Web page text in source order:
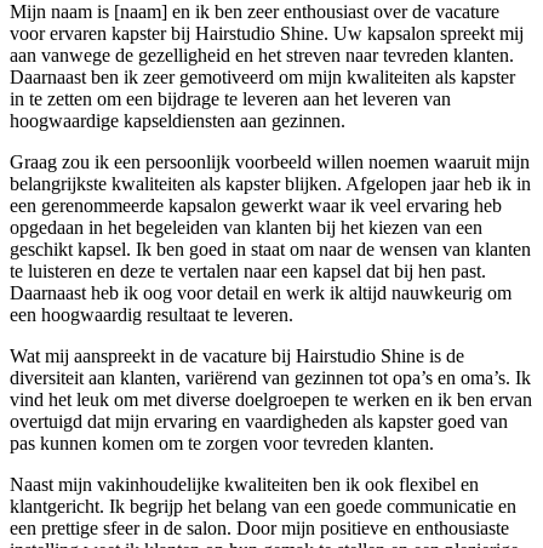
Mijn naam is [naam] en ik ben zeer enthousiast over de vacature
voor ervaren kapster bij Hairstudio Shine. Uw kapsalon spreekt mij
aan vanwege de gezelligheid en het streven naar tevreden klanten.
Daarnaast ben ik zeer gemotiveerd om mijn kwaliteiten als kapster
in te zetten om een bijdrage te leveren aan het leveren van
hoogwaardige kapseldiensten aan gezinnen.
Graag zou ik een persoonlijk voorbeeld willen noemen waaruit mijn
belangrijkste kwaliteiten als kapster blijken. Afgelopen jaar heb ik in
een gerenommeerde kapsalon gewerkt waar ik veel ervaring heb
opgedaan in het begeleiden van klanten bij het kiezen van een
geschikt kapsel. Ik ben goed in staat om naar de wensen van klanten
te luisteren en deze te vertalen naar een kapsel dat bij hen past.
Daarnaast heb ik oog voor detail en werk ik altijd nauwkeurig om
een hoogwaardig resultaat te leveren.
Wat mij aanspreekt in de vacature bij Hairstudio Shine is de
diversiteit aan klanten, variërend van gezinnen tot opa’s en oma’s. Ik
vind het leuk om met diverse doelgroepen te werken en ik ben ervan
overtuigd dat mijn ervaring en vaardigheden als kapster goed van
pas kunnen komen om te zorgen voor tevreden klanten.
Naast mijn vakinhoudelijke kwaliteiten ben ik ook flexibel en
klantgericht. Ik begrijp het belang van een goede communicatie en
een prettige sfeer in de salon. Door mijn positieve en enthousiaste